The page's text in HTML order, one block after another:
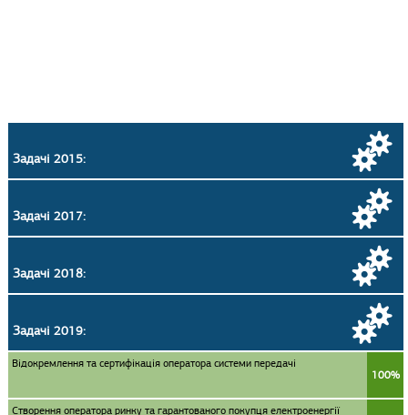
Задачі 2015:
Задачі 2017:
Задачі 2018:
Задачі 2019:
Відокремлення та сертифікація оператора системи передачі
100%
Створення оператора ринку та гарантованого покупця електроенергії